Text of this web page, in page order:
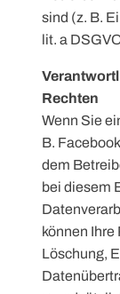
sind (z. B.
lit. a
Rechten
Wenn Sie
B.
dem
bei diesem
können
Löschung,